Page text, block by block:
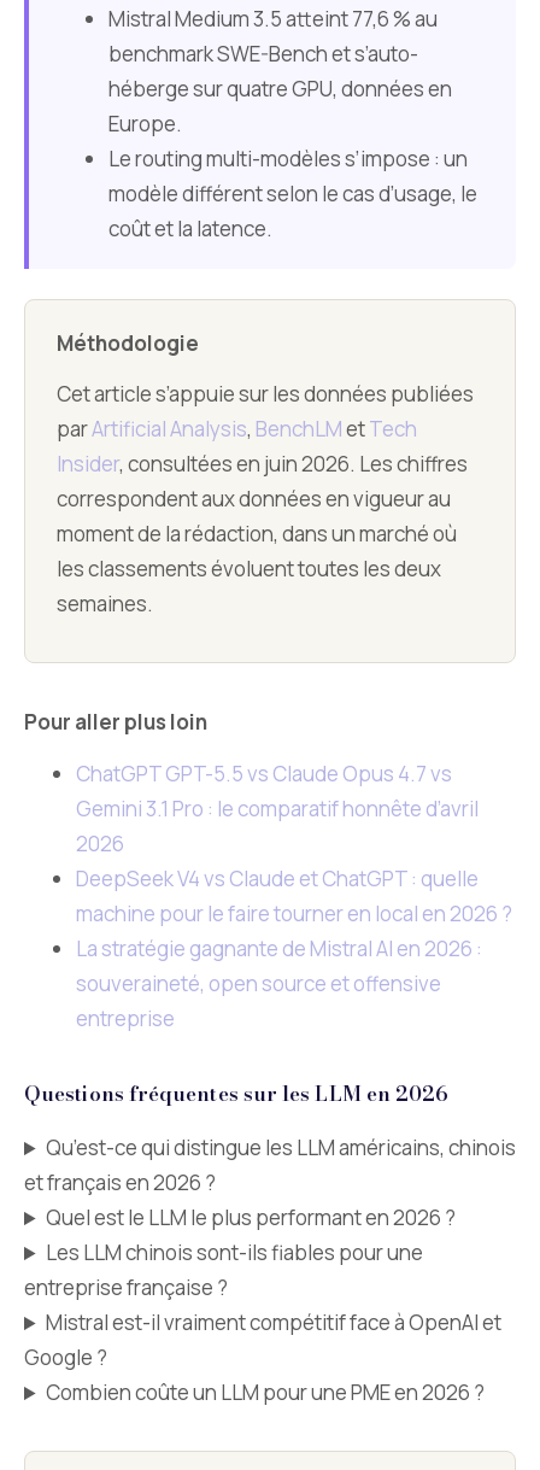
Mistral Medium 3.5 atteint 77,6 % au
benchmark SWE-Bench et s’auto-
héberge sur quatre GPU, données en
Europe.
Le routing multi-modèles s’impose : un
modèle différent selon le cas d’usage, le
coût et la latence.
Méthodologie
Cet article s’appuie sur les données publiées
parArtificial Analysis, BenchLMetTech
Insider, consultées en juin 2026. Les chiffres
correspondent aux données en vigueur au
moment de la rédaction, dans un marché où
les classements évoluent toutes les deux
semaines.
Pour aller plus loin
ChatGPT GPT-5.5 vs Claude Opus 4.7 vs
Gemini 3.1 Pro : le comparatif honnête d’avril
2026
DeepSeek V4 vs Claude et ChatGPT : quelle
machine pour le faire tourner en local en 2026 ?
La stratégie gagnante de Mistral AI en 2026 :
souveraineté, open source et offensive
entreprise
Questions fréquentes sur les LLM en 2026
Qu’est-ce qui distingue les LLM américains, chinois
et français en 2026 ?
Quel est le LLM le plus performant en 2026 ?
Les LLM chinois sont-ils fiables pour une
entreprise française ?
Mistral est-il vraiment compétitif face à OpenAI et
Google ?
Combien coûte un LLM pour une PME en 2026 ?